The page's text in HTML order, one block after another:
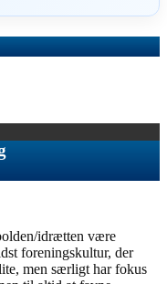
idrætten være
foreningskultur, der
men særligt har fokus